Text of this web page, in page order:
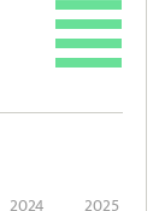
2024 2025